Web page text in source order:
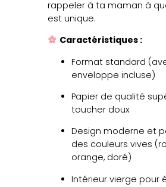
rappeler à ta maman à
est unique.
Caractéristiques :
Format standard
enveloppe incluse)
Papier de qualité
toucher doux
Design moderne et
des couleurs vives
orange, doré)
Intérieur vierge pour